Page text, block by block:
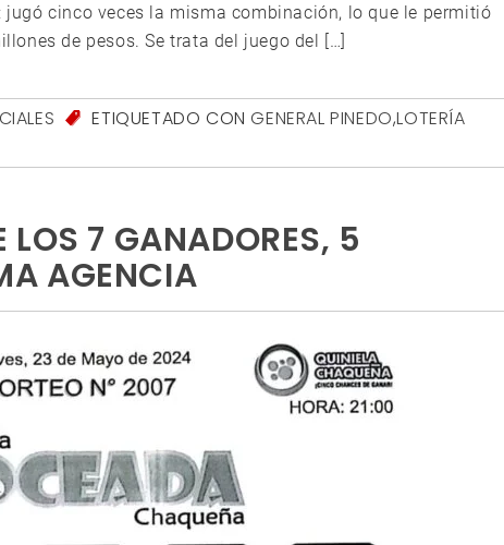
cinco veces la misma combinación, lo que le permitió
de pesos. Se trata del juego del […]
ETIQUETADO CONGENERAL PINEDO,LOTERÍA
LOS 7 GANADORES, 5
AGENCIA